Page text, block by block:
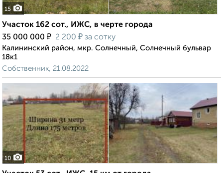
15
Участок 162 сот., ИЖС, в черте города
35 000 000 ₽ 2 200 ₽ за сотку
Калининский район, мкр. Солнечный, Солнечный бульвар
18к1
Собственник, 21.08.2022
10